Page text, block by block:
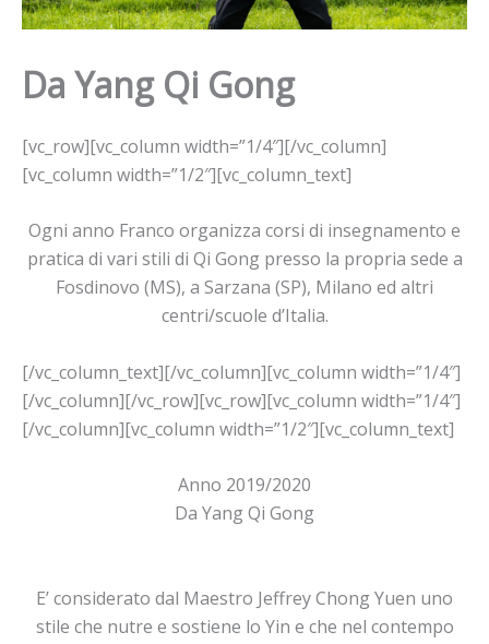
Da Yang Qi Gong
[vc_row][vc_column width=”1/4″][/vc_column]
[vc_column width=”1/2″][vc_column_text]
Ogni anno Franco organizza corsi di insegnamento e
pratica di vari stili di Qi Gong presso la propria sede a
Fosdinovo (MS), a Sarzana (SP), Milano ed altri
centri/scuole d’Italia.
[/vc_column_text][/vc_column][vc_column width=”1/4″]
[/vc_column][/vc_row][vc_row][vc_column width=”1/4″]
[/vc_column][vc_column width=”1/2″][vc_column_text]
Anno 2019/2020
Da Yang Qi Gong
E’ considerato dal Maestro Jeffrey Chong Yuen uno
stile che nutre e sostiene lo Yin e che nel contempo